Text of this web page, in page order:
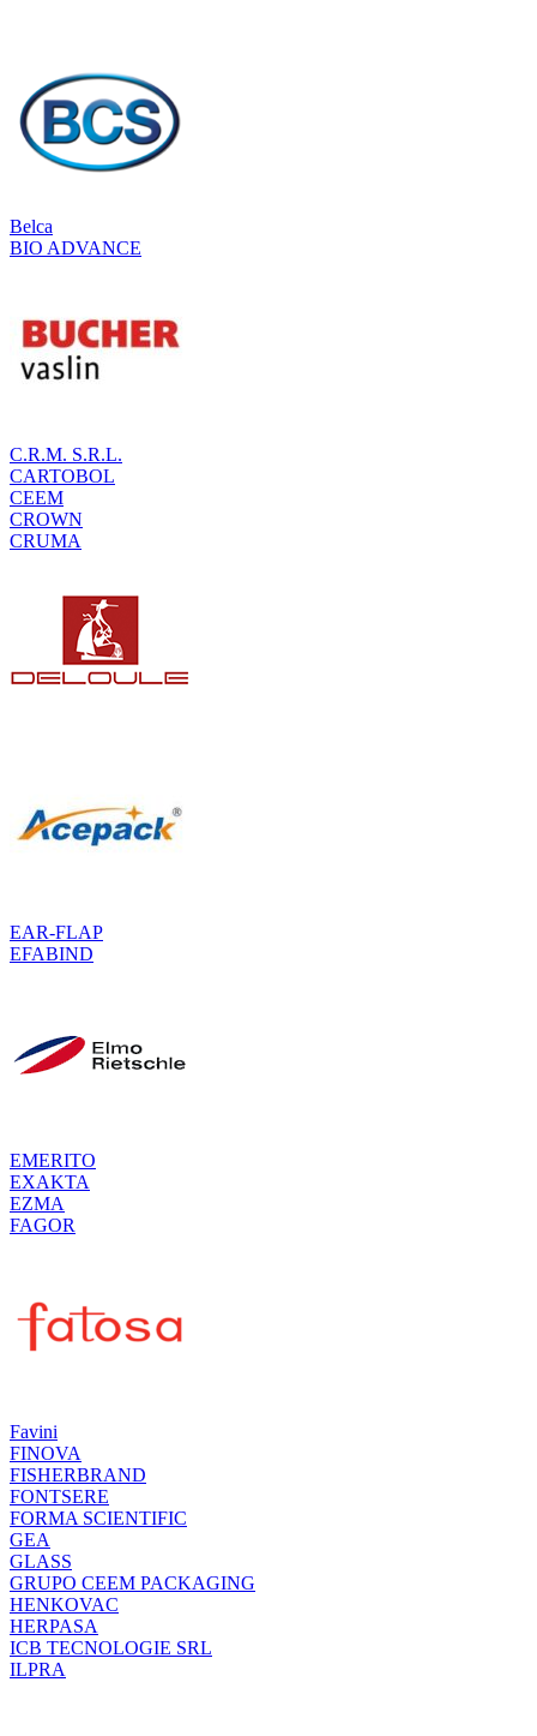
Belca
BIO ADVANCE
C.R.M. S.R.L.
CARTOBOL
CEEM
CROWN
CRUMA
EAR-FLAP
EFABIND
EMERITO
EXAKTA
EZMA
FAGOR
Favini
FINOVA
FISHERBRAND
FONTSERE
FORMA SCIENTIFIC
GEA
GLASS
GRUPO CEEM PACKAGING
HENKOVAC
HERPASA
ICB TECNOLOGIE SRL
ILPRA